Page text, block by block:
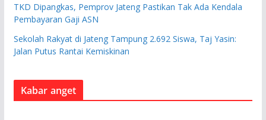
TKD Dipangkas, Pemprov Jateng Pastikan Tak Ada Kendala
Pembayaran Gaji ASN
Sekolah Rakyat di Jateng Tampung 2.692 Siswa, Taj Yasin:
Jalan Putus Rantai Kemiskinan
Kabar anget